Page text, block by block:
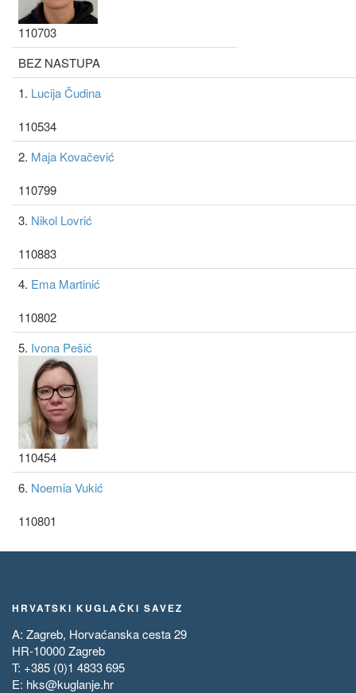
110703
BEZ NASTUPA
1. Lucija Čudina
110534
2. Maja Kovačević
110799
3. Nikol Lovrić
110883
4. Ema Martinić
110802
5. Ivona Pešić
110454
6. Noemia Vukić
110801
HRVATSKI KUGLAČKI SAVEZ
A: Zagreb, Horvaćanska cesta 29
HR-10000 Zagreb
T: +385 (0)1 4833 695
E: hks@kuglanje.hr